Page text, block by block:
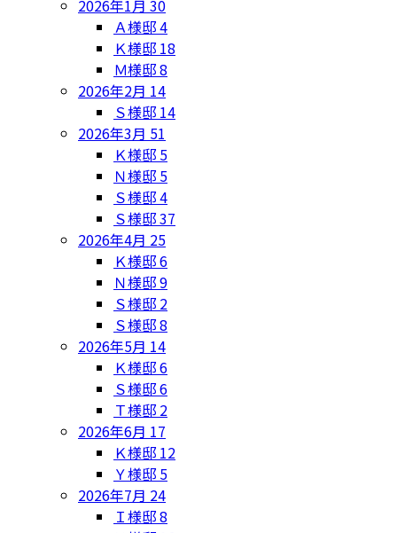
2026年1月 30
Ａ様邸4
Ｋ様邸 18
Ｍ様邸8
2026年2月 14
Ｓ様邸 14
2026年3月 51
Ｋ様邸 5
Ｎ様邸 5
Ｓ様邸4
Ｓ様邸37
2026年4月 25
Ｋ様邸6
Ｎ様邸9
Ｓ様邸 2
Ｓ様邸8
2026年5月 14
Ｋ様邸6
Ｓ様邸6
Ｔ様邸 2
2026年6月 17
Ｋ様邸 12
Ｙ様邸 5
2026年7月 24
Ｉ様邸8